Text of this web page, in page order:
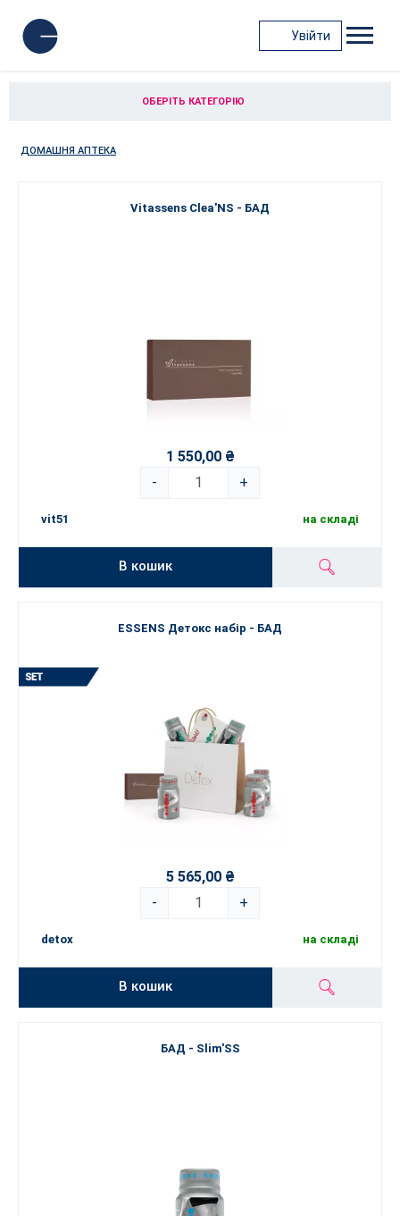
Увійти
ОБЕРІТЬ КАТЕГОРІЮ
ДОМАШНЯ АПТЕКА
Vitassens Clea'NS - БАД
1 550,00 ₴
-
+
vit51 на складі
В кошик
ESSENS Детокс набір - БАД
5 565,00 ₴
-
+
detox на складі
В кошик
БАД - Slim'SS